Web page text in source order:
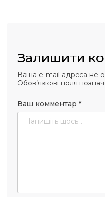
Залишити
Ваша e-mail адреса не
Обов’язкові поля
Ваш комментар *